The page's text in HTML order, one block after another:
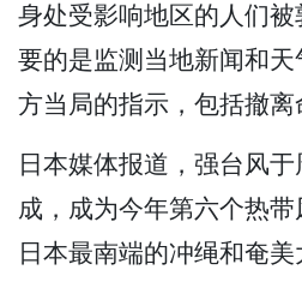
身处受影响地区的人们
要的是监测当地新闻和
方当局的指示，包括撤离
日本媒体报道，强台风
成，成为今年第六个热
日本最南端的冲绳和奄